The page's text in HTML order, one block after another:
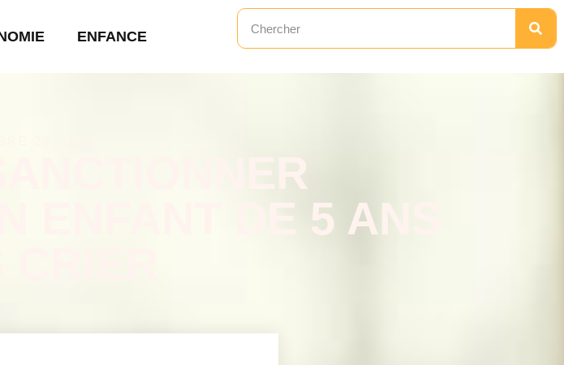
ENFANCE
ENFANT DE 5 ANS